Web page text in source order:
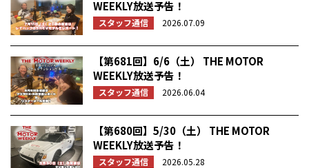
WEEKLY放送予告！
スタッフ通信 2026.07.09
【第681回】6/6（土） THE MOTOR
WEEKLY放送予告！
スタッフ通信 2026.06.04
【第680回】5/30（土） THE MOTOR
WEEKLY放送予告！
スタッフ通信 2026.05.28